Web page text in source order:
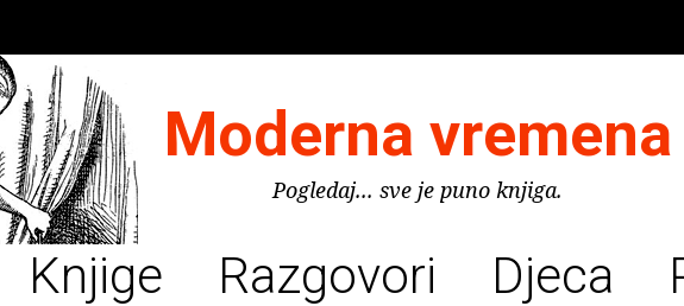
Moderna vremena
Pogledaj... sve je puno knjiga.
Knjige Razgovori Djeca